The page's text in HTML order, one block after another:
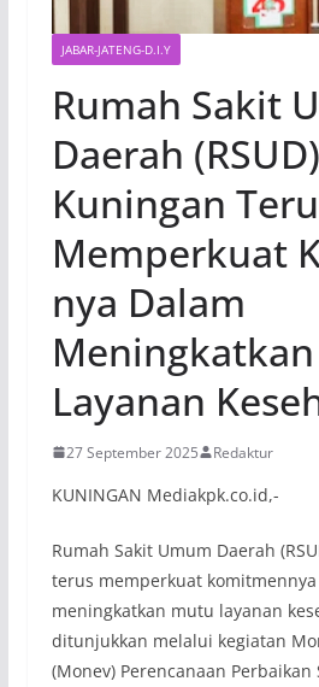
JABAR-JATENG-D.I.Y
Rumah Sakit
Daerah
Kuningan
Memperkuat
nya Dalam
Layanan
27 September 2025 Redaktur
KUNINGAN Mediakpk.co.id,-
Rumah Sakit Umum Daerah
terus memperkuat
meningkatkan mutu layanan
ditunjukkan melalui kegiatan
(Monev) Perencanaan